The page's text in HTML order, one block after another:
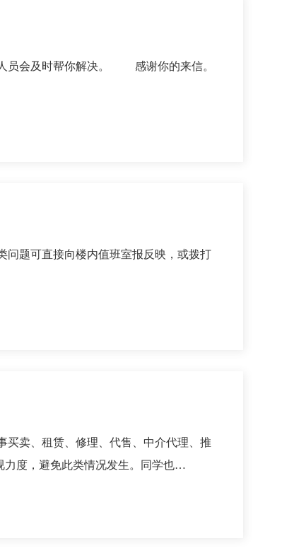
员会及时帮你解决。 感谢你的来信。
题可直接向楼内值班室报反映，或拨打
卖、租赁、修理、代售、中介代理、推
力度，避免此类情况发生。同学也…